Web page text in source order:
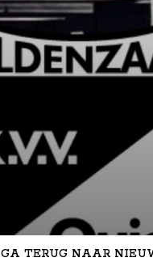
GA TERUG NAAR